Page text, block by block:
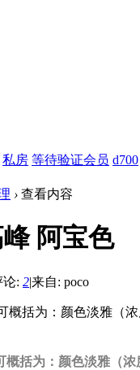
私房 等待验证会员 d700
› 查看内容
阿宝色
论: 2|来自: poco
概括为：颜色淡雅（
括为：颜色淡雅（浓